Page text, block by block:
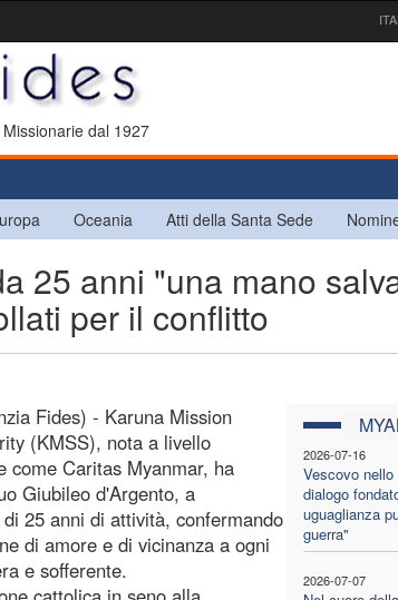
dal 1927
Oceania Atti della Santa Sede
25 anni "una mano
per il conflitto
2026-07-16
Vescovo
dialogo
uguaglianza
guerra"
2026-07-07
Fides) - Karuna Mission
(KMSS), nota a livello
come Caritas Myanmar, ha
Giubileo d'Argento, a
25 anni di attività, confermando
di amore e di vicinanza a ogni
e sofferente.